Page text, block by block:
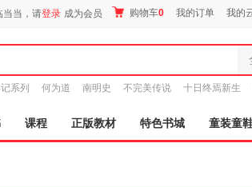
当当，请登录 成为会员 购物车0 我的订单 我的
系列 何为道 南明史 不完美传说 十日终焉新生
课程 正版教材 特色书城 童装童